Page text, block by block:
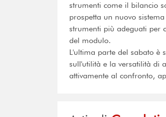
strumenti come il bilancio
prospetta un nuovo
strumenti più adeguati
del modulo.
L'ultima parte del sabato è
sull'utilità e la versatilità di
attivamente al confronto,